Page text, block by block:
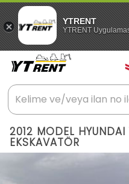
YTRENT
YTRENT
2012 MODEL
EKSKAVATÖR